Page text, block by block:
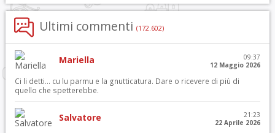
Ultimi commenti (172.602)
Mariella
09:37
12 Maggio 2026
Ci li detti… cu lu parmu e la gnutticatura. Dare o ricevere di più di
quello che spetterebbe.
Salvatore
21:23
22 Aprile 2026